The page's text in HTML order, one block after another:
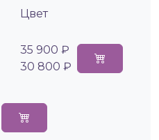
Цвет
35 900 ₽
30 800 ₽